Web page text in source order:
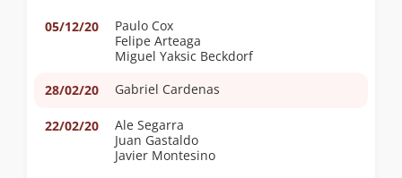
05/12/20
Paulo Cox
Felipe Arteaga
Miguel Yaksic Beckdorf
28/02/20
Gabriel Cardenas
22/02/20
Ale Segarra
Juan Gastaldo
Javier Montesino